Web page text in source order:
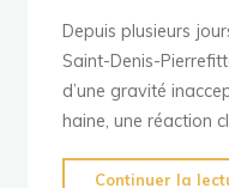
Depuis plusieurs
Saint-Denis-
d’une gravité
haine, une réaction
Continuer la